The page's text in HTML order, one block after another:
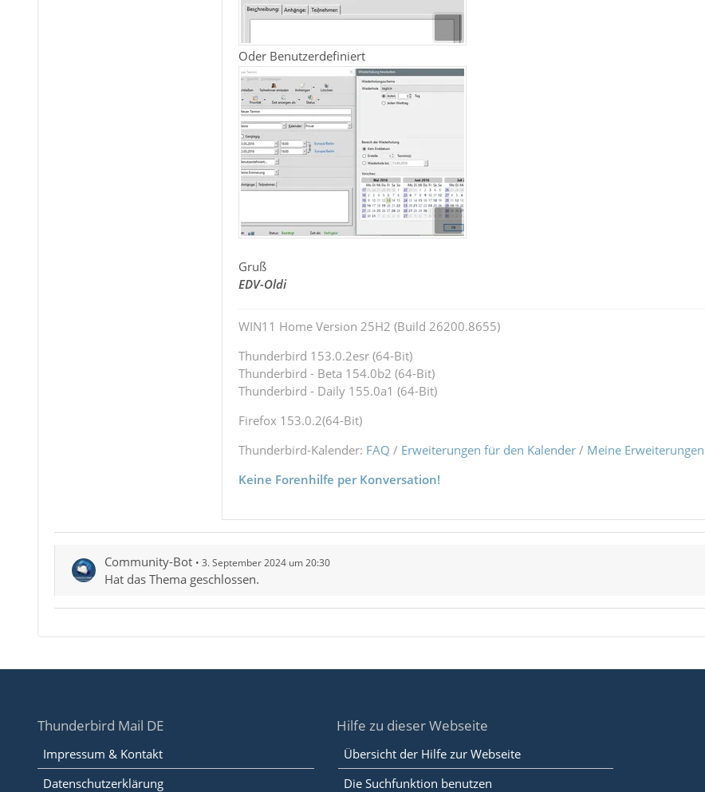
Oder Benutzerdefiniert
Gruß
EDV-Oldi
WIN11 Home Version 25H2 (Build 26200.8655)
Thunderbird 153.0.2esr (64-Bit)
Thunderbird - Beta 154.0b2 (64-Bit)
Thunderbird - Daily 155.0a1 (64-Bit)
Firefox 153.0.2(64-Bit)
Thunderbird-Kalender: FAQ / Erweiterungen für den Kalender/ Meine Erweiterungen
Keine Forenhilfe per Konversation!
Community-Bot 3. September 2024 um 20:30
Hat das Thema geschlossen.
Thunderbird Mail DE
Impressum & Kontakt
Datenschutzerklärung
Hilfe zu dieser Webseite
Übersicht der Hilfe zur Webseite
Die Suchfunktion benutzen